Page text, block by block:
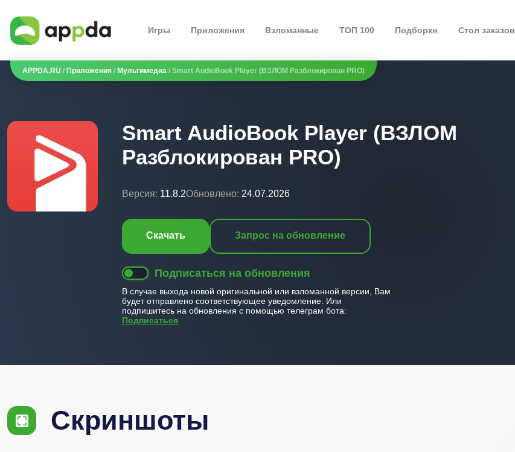
Игры Приложения Взломанные ТОП 100 Подборки Стол заказов
APPDA.RU / Приложения / Мультимедиа / Smart AudioBook Player (ВЗЛОМ Разблокирован PRO)
Smart AudioBook Player (ВЗЛОМ
Разблокирован PRO)
Версия: 11.8.2Обновлено: 24.07.2026
Скачать Запрос на обновление
Подписаться на обновления
В случае выхода новой оригинальной или взломанной версии, Вам
будет отправлено соответствующее уведомление. Или
подпишитесь на обновления с помощью телеграм бота:
Подписаться
Скриншоты